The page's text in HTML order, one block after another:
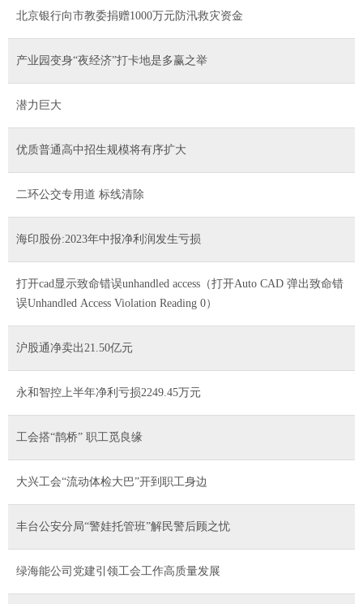
北京银行向市教委捐赠1000万元防汛救灾资金
产业园变身“夜经济”打卡地是多赢之举
潜力巨大
优质普通高中招生规模将有序扩大
二环公交专用道 标线清除
海印股份:2023年中报净利润发生亏损
打开cad显示致命错误unhandled access（打开Auto CAD 弹出致命错
误Unhandled Access Violation Reading 0）
沪股通净卖出21.50亿元
永和智控上半年净利亏损2249.45万元
工会搭“鹊桥” 职工觅良缘
大兴工会“流动体检大巴”开到职工身边
丰台公安分局“警娃托管班”解民警后顾之忧
绿海能公司党建引领工会工作高质量发展